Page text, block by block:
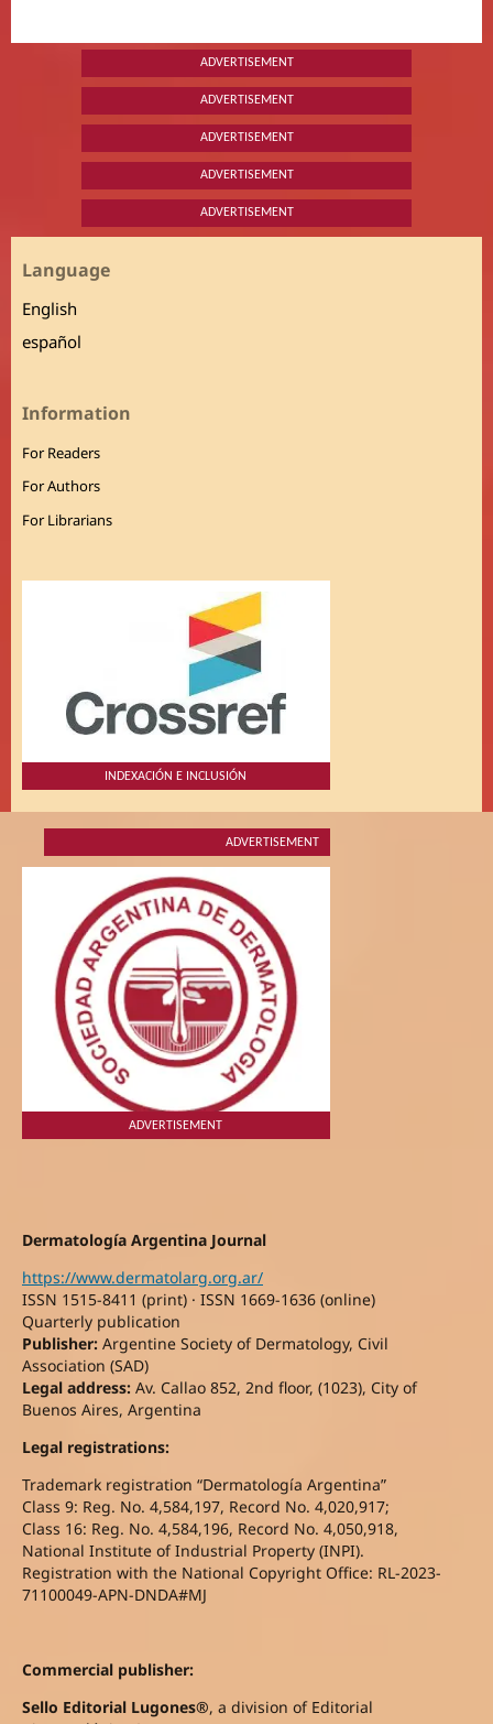
ADVERTISEMENT
ADVERTISEMENT
ADVERTISEMENT
ADVERTISEMENT
ADVERTISEMENT
Language
English
español
Information
For Readers
For Authors
For Librarians
INDEXACIÓN E INCLUSIÓN
ADVERTISEMENT
ADVERTISEMENT
Dermatología Argentina Journal
https://www.dermatolarg.org.ar/
ISSN 1515-8411 (print) · ISSN 1669-1636 (online)
Quarterly publication
Publisher:Argentine Society of Dermatology, Civil
Association (SAD)
Legal address:Av. Callao 852, 2nd floor, (1023), City of
Buenos Aires, Argentina
Legal registrations:
Trademark registration “Dermatología Argentina”
Class 9: Reg. No. 4,584,197, Record No. 4,020,917;
Class 16: Reg. No. 4,584,196, Record No. 4,050,918,
National Institute of Industrial Property (INPI).
Registration with the National Copyright Office: RL-2023-
71100049-APN-DNDA#MJ
Commercial publisher:
Sello Editorial Lugones®, a division of Editorial